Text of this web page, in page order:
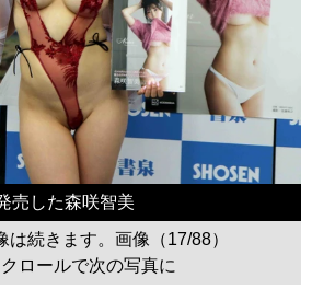
売した森咲智美
は続きます。画像（17/88）
ロールで次の写真に